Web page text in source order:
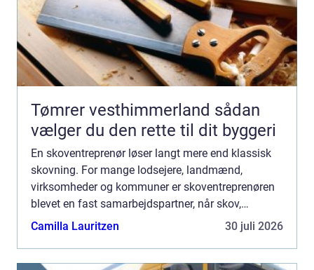
Tømrer vesthimmerland sådan
vælger du den rette til dit byggeri
En skoventreprenør løser langt mere end klassisk
skovning. For mange lodsejere, landmænd,
virksomheder og kommuner er skoventreprenøren
blevet en fast samarbejdspartner, når skov,
naturarealer og større udend&o...
Camilla Lauritzen 30 juli 2026